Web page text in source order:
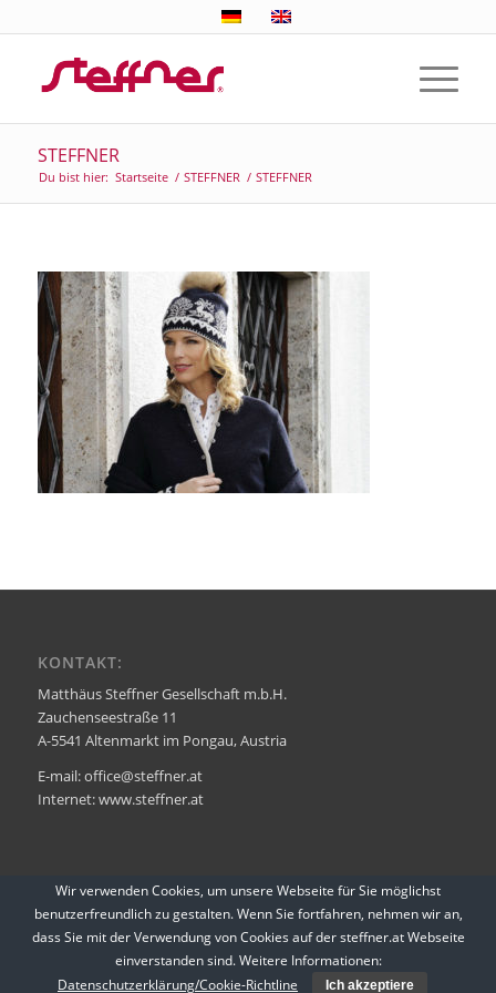
STEFFNER
Du bist hier: Startseite / STEFFNER / STEFFNER
KONTAKT:
Matthäus Steffner Gesellschaft m.b.H.
Zauchenseestraße 11
A-5541 Altenmarkt im Pongau, Austria
E-mail: office@steffner.at
Internet: www.steffner.at
Wir verwenden Cookies, um unsere Webseite für Sie möglichst
benutzerfreundlich zu gestalten. Wenn Sie fortfahren, nehmen wir an,
dass Sie mit der Verwendung von Cookies auf der steffner.at Webseite
einverstanden sind. Weitere Informationen:
Datenschutzerklärung/Cookie-Richtline
Ich akzeptiere